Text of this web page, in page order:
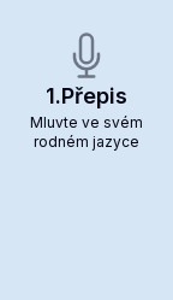
1.Přepis
Mluvte ve svém
rodném jazyce